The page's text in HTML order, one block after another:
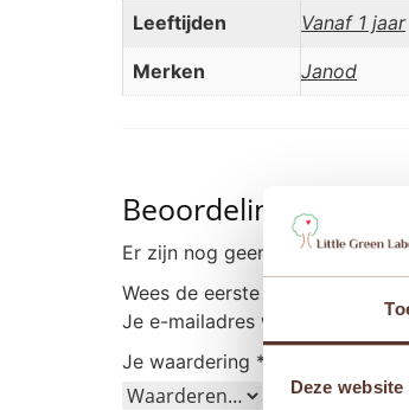
Deze
Leeftijden Vanaf 1 jaar
Merken Janod
Beoordelingen
Er zijn nog geen beoordelingen.
Wees de eerste om “Janod
Je e-mailadres wordt niet
Je waardering *